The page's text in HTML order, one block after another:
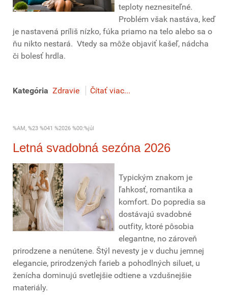
teploty neznesiteľné.
Problém však nastáva, keď
je nastavená príliš nízko, fúka priamo na telo alebo sa o
ňu nikto nestará. Vtedy sa môže objaviť kašeľ, nádcha
či bolesť hrdla.
Kategória Zdravie Čítať viac...
%AM, %23 %041 %2026 %00:%júl
Letná svadobná sezóna 2026
Typickým znakom je
ľahkosť, romantika a
komfort. Do popredia sa
dostávajú svadobné
outfity, ktoré pôsobia
elegantne, no zároveň
prirodzene a nenútene. Štýl nevesty je v duchu jemnej
elegancie, prirodzených farieb a pohodlných siluet, u
ženícha dominujú svetlejšie odtiene a vzdušnejšie
materiály.